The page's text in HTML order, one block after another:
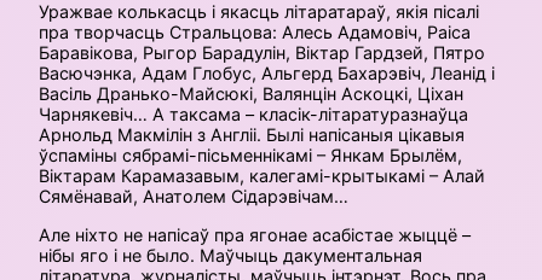
Уражвае колькасць і якасць літаратараў, якія пісалі
пра творчасць Стральцова: Алесь Адамовіч, Раіса
Баравікова, Рыгор Барадулін, Віктар Гардзей, Пятро
Васючэнка, Адам Глобус, Альгерд Бахарэвіч, Леанід і
Васіль Дранько-Майсюкі, Валянцін Аскоцкі, Ціхан
Чарнякевіч… А таксама – класік-літаратуразнаўца
Арнольд Макмілін з Англіі. Былі напісаныя цікавыя
ўспаміны сябрамі-пісьменнікамі – Янкам Брылём,
Віктарам Карамазавым, калегамі-крытыкамі – Алай
Сямёнавай, Анатолем Сідарэвічам…
Але ніхто не напісаў пра ягонае асабістае жыццё –
нібы яго і не было. Маўчыць дакументальная
літаратура, журналісты, маўчыць інтэрнэт. Вось пра